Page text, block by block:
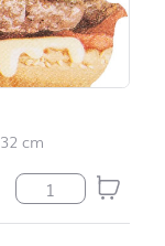
32 cm
Big Burger